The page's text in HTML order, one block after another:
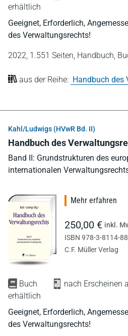
erhältlich
Geeignet, Erforderlich,
des Verwaltungsrechts!
2022, 1.551 Seiten, Handbuch,
aus der Reihe: Handbuch des
Kahl/Ludwigs (HVwR Bd. II)
Handbuch des
Band II: Grundstrukturen des
internationalen
Buch
nach Erscheinen
erhältlich
Geeignet, Erforderlich,
des Verwaltungsrechts!
Mehr erfahren
250,00 € inkl.
ISBN 978-3-8114-
C.F. Müller Verlag